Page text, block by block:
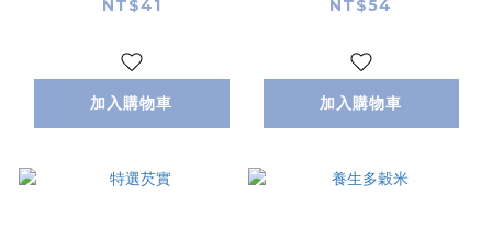
NT$41
加入購物車
NT$54
加入購物車